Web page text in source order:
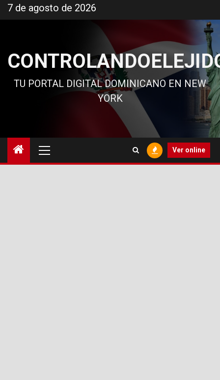
al
7 de agosto de 2026
TU PORTAL DIGITAL DOMINICANO EN NEW
YORK
principal
Ver online